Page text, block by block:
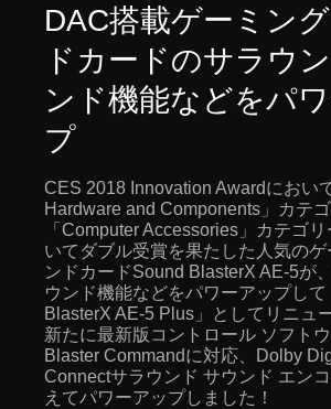
DAC搭載ゲーミン
ドカードのサラウ
ンド機能などをパ
プ
CES 2018 Innovation Awardにおい
Hardware and Components」カテ
「Computer Accessories」カテゴ
いてダブル受賞を果たした人気のゲ
ンドカードSound BlasterX AE-5が
ウンド機能などをパワーアップして
BlasterX AE-5 Plus」としてリニュ
新たに最新版コントロール ソフト
Blaster Commandに対応、Dolby
Connectサラウンド サウンド エン
えてパワーアップしました！